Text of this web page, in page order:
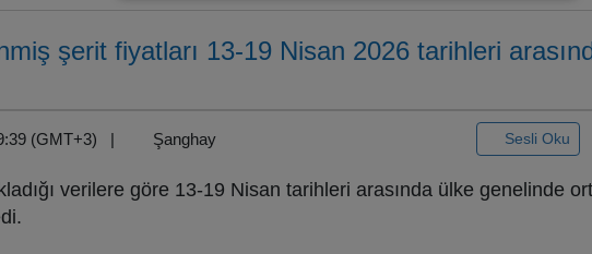
şerit fiyatları 13-19 Nisan 2026 tarihleri
(GMT+3) | Şanghay Sesli Oku
verilere göre 13-19 Nisan tarihleri arasında ülke genelinde